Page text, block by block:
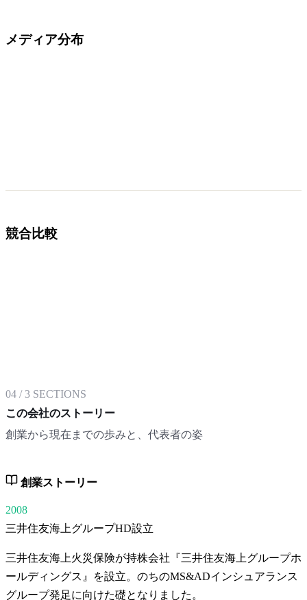
メディア分布
競合比較
04 /3 SECTIONS
この会社のストーリー
創業から現在までの歩みと、代表者の姿
創業ストーリー
2008
三井住友海上グループHD設立
三井住友海上火災保険が持株会社『三井住友海上グループホ
ールディングス』を設立。のちのMS&ADインシュアランス
グループ発足に向けた礎となりました。